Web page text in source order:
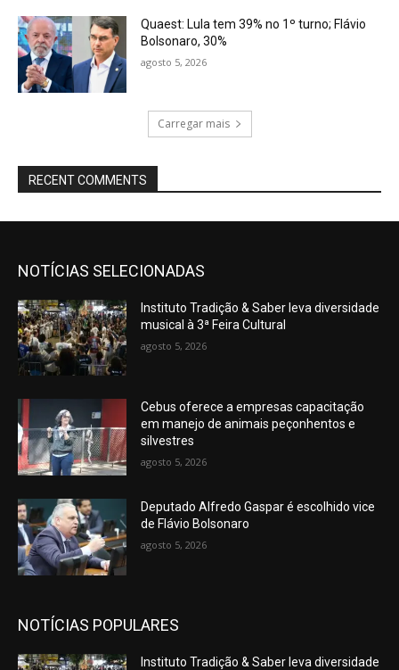
Quaest: Lula tem 39% no 1º turno; Flávio
Bolsonaro, 30%
agosto 5, 2026
Carregar mais
RECENT COMMENTS
NOTÍCIAS SELECIONADAS
Instituto Tradição & Saber leva diversidade
musical à 3ª Feira Cultural
agosto 5, 2026
Cebus oferece a empresas capacitação
em manejo de animais peçonhentos e
silvestres
agosto 5, 2026
Deputado Alfredo Gaspar é escolhido vice
de Flávio Bolsonaro
agosto 5, 2026
NOTÍCIAS POPULARES
Instituto Tradição & Saber leva diversidade